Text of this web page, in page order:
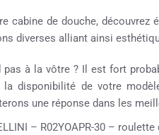
cabine de douche, découvrez
diverses alliant ainsi
à la vôtre ? Il est fort
disponibilité de votre
une réponse dans les
– R02YOAPR-30 – roulette